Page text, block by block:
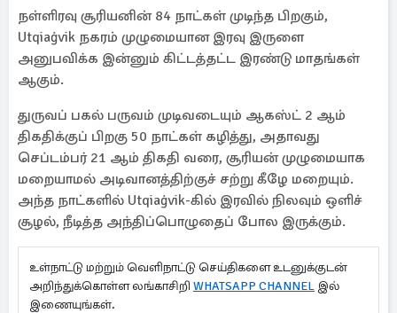
நள்ளிரவு சூரியனின் 84 நாட்கள் முடிந்த பிறகும்,
Utqiaġvik நகரம் முழுமையான இரவு இருளை
அனுபவிக்க இன்னும் கிட்டத்தட்ட இரண்டு மாதங்கள்
ஆகும்.
துருவப் பகல் பருவம் முடிவடையும் ஆகஸ்ட் 2 ஆம்
திகதிக்குப் பிறகு 50 நாட்கள் கழித்து, அதாவது
செப்டம்பர் 21 ஆம் திகதி வரை, சூரியன் முழுமையாக
மறையாமல் அடிவானத்திற்குச் சற்று கீழே மறையும்.
அந்த நாட்களில் Utqiaġvik-கில் இரவில் நிலவும் ஒளிச்
சூழல், நீடித்த அந்திப்பொழுதைப் போல இருக்கும்.
உள்நாட்டு மற்றும் வெளிநாட்டு செய்திகளை உடனுக்குடன்
அறிந்துக்கொள்ள லங்காசிறி WHATSAPP CHANNEL இல்
இணையுங்கள்.